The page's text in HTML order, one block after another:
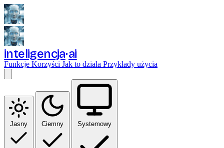
inteligencja ai
Funkcje Korzyści Jak to działa Przykłady użycia
Jasny Ciemny Systemowy